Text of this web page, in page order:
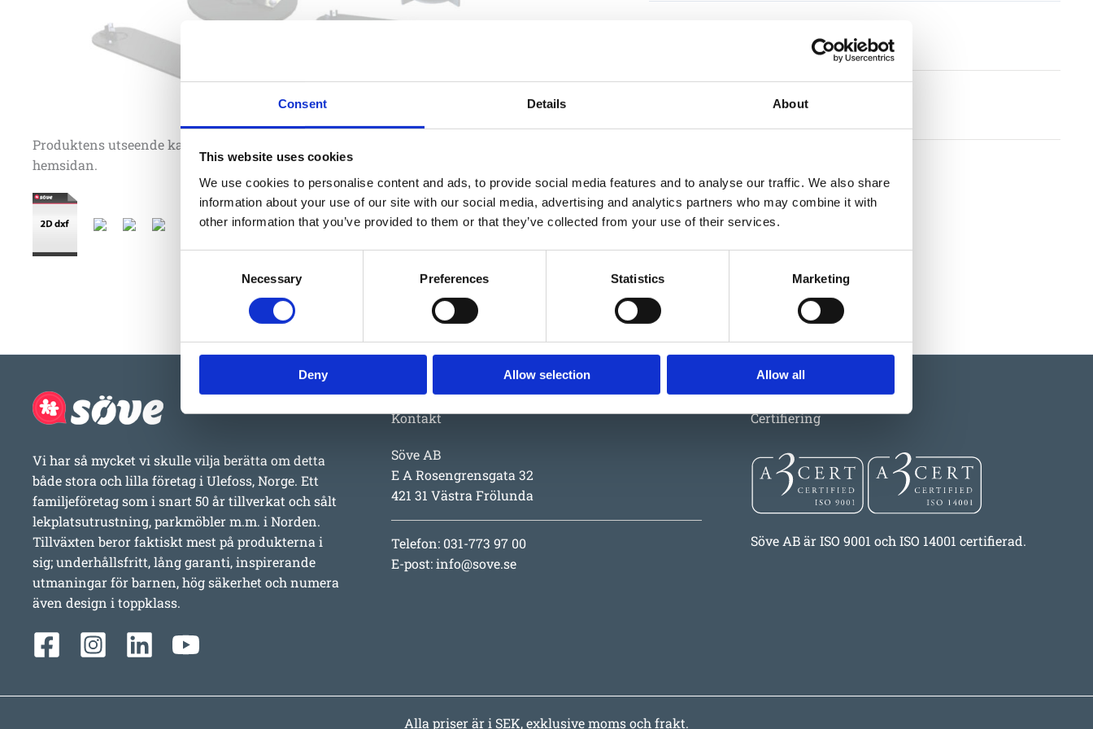
Consent Details About
This website uses cookies
We use cookies to personalise content and ads, to provide social media features and to analyse our traffic. We also share
information about your use of our site with our social media, advertising and analytics partners who may combine it with
other information that you’ve provided to them or that they’ve collected from your use of their services.
Necessary Preferences Statistics Marketing
Deny Allow selection Allow all
Produktens utseende kan avvika mot de bilder som visas på
hemsidan.
Vi har så mycket vi skulle vilja berätta om detta
både stora och lilla företag i Ulefoss, Norge. Ett
familjeföretag som i snart 50 år tillverkat och sålt
lekplatsutrustning, parkmöbler m.m. i Norden.
Tillväxten beror faktiskt mest på produkterna i
sig; underhållsfritt, lång garanti, inspirerande
utmaningar för barnen, hög säkerhet och numera
även design i toppklass.
Kontakt
Söve AB
E A Rosengrensgata 32
421 31 Västra Frölunda
Telefon: 031-773 97 00
E-post:info@sove.se
Certifiering
Söve AB är ISO 9001 och ISO 14001 certifierad.
Alla priser är i SEK, exklusive moms och frakt.